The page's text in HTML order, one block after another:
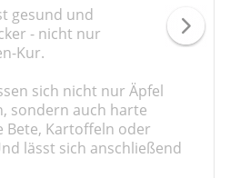
gesund und
- nicht nur
Kur.
sich nicht nur Äpfel
sondern auch harte
Bete, Kartoffeln oder
lässt sich anschließend